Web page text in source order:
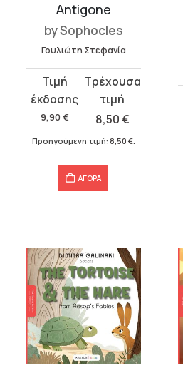
Antigone
by Sophocles
Γουλιώτη Στεφανία
9,90 €
Original
price
was:
9,90 €.
8,50€
τρέχουσα
τιμή
είναι:
Προηγούμενη τιμή: 8,50 €.
ΑΓΟΡΑ